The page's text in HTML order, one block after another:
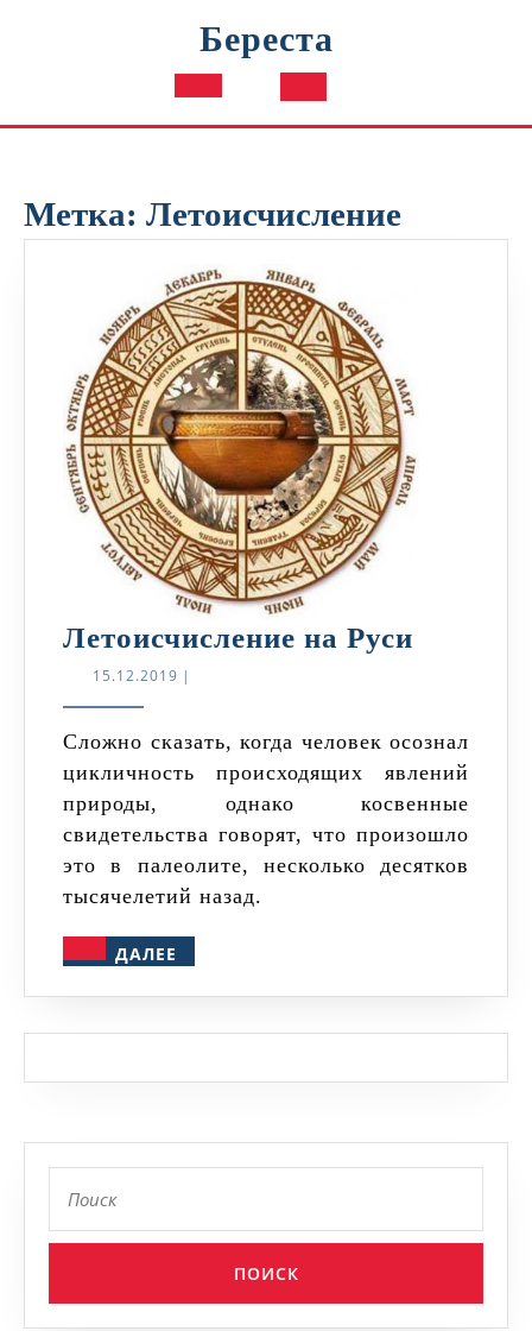
Береста
Кнопка
Метка: Летоисчисление
Летоисчисление на Руси
15.12.2019 15.12.2019
|
Сложно сказать, когда человек осознал
цикличность происходящих явлений
природы, однако косвенные
свидетельства говорят, что произошло
это в палеолите, несколько десятков
тысячелетий назад.
ДАЛЕЕ